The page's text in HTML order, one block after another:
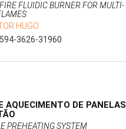
FLUIDIC BURNER FOR MULTI-
HUGO
3626-31960
AQUECIMENTO DE PANELAS
PREHEATING SYSTEM